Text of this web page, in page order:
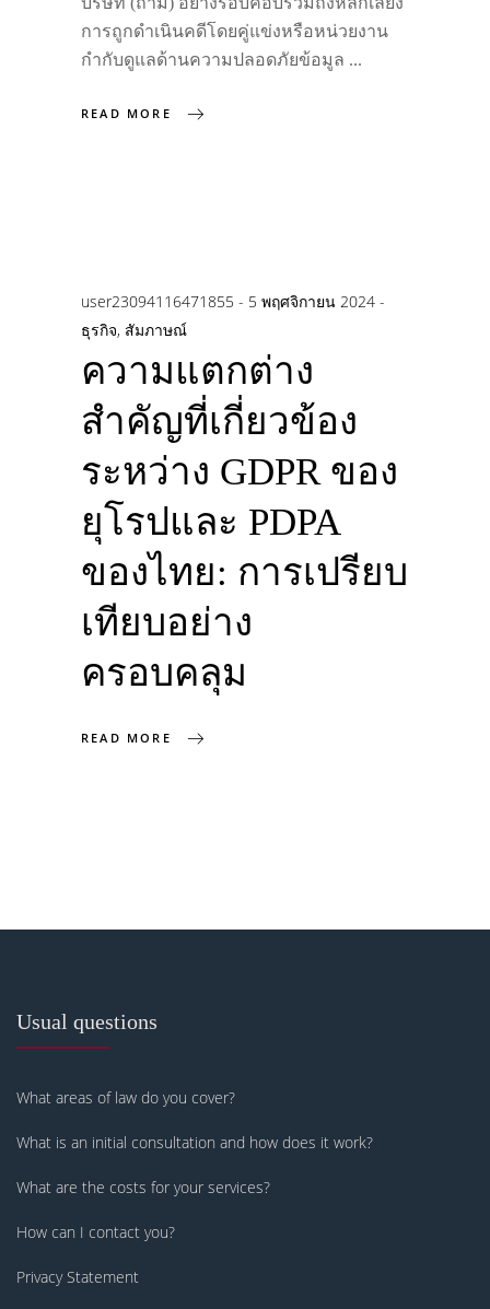
การถูกดำเนินคดีโดยคู่แข่งหรือหน่วยงาน
กำกับดูแลด้านความปลอดภัยข้อมูล
READ MORE
user23094116471855
5 พฤศจิกายน 2024
ธุรกิจ, สัมภาษณ์
ความแตกต่าง
สำคัญที่เกี่ยวข้อง
ระหว่าง GDPR ของ
ยุโรปและ PDPA
ของไทย: การเปรียบ
เทียบอย่าง
ครอบคลุม
READ MORE
Usual questions
What areas of law do you cover?
What is an initial consultation and how does it work?
What are the costs for your services?
How can I contact you?
Privacy Statement